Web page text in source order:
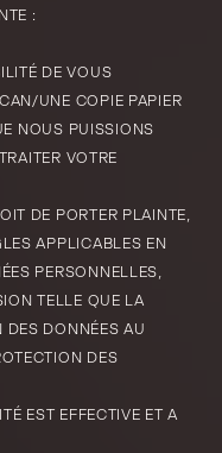
:
DE VOUS
UNE COPIE PAPIER
NOUS PUISSIONS
VOTRE
DE PORTER PLAINTE,
APPLICABLES EN
PERSONNELLES,
TELLE QUE LA
DONNÉES AU
DES
EST EFFECTIVE ET A